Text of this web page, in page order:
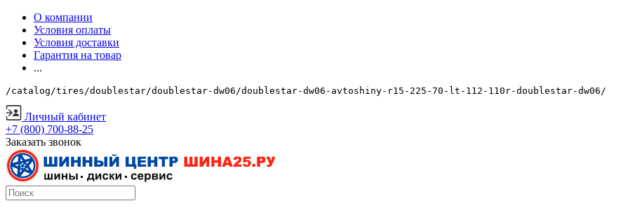
О компании
Условия оплаты
Условия доставки
Гарантия на товар
...
/catalog/tires/doublestar/doublestar-dw06/doublestar-dw06-avtoshiny-r15-225-70-lt-112-110r-doublestar-dw06/
Личный кабинет
+7 (800) 700-88-25
Заказать звонок